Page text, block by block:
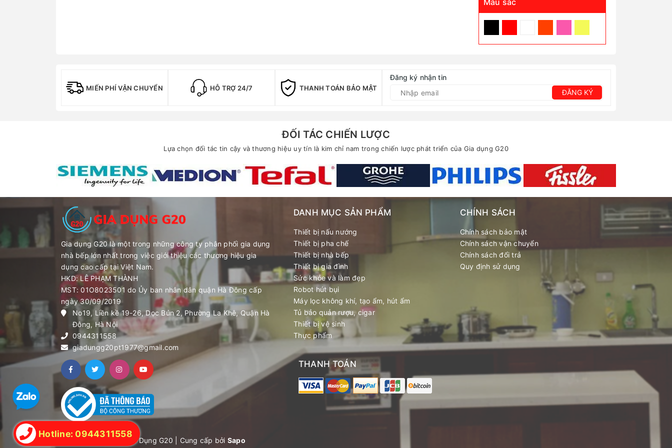
Màu sắc
MIẾN PHÍ VẬN CHUYỂN HỖ TRỢ 24/7 THANH TOÁN BẢO MẬT
Đăng ký nhận tin
ĐĂNG KÝ
ĐỐI TÁC CHIẾN LƯỢC
Lựa chọn đối tác tin cậy và thương hiệu uy tín là kim chỉ nam trong chiến lược phát triển của Gia dụng G20
Gia dụng G20 là một trong những công ty phân phối gia dụng
nhà bếp lớn nhất trong việc giới thiệu các thương hiệu gia
dụng cao cấp tại Việt Nam.
HKD: LÊ PHẠM THÀNH
MST: 01O8023501 do Ủy ban nhân dân quận Hà Đông cấp
ngày 30/09/2019
No19, Liền kề 19-26, Dọc Bún 2, Phường La Khê, Quận Hà
Đông, Hà Nội
0944311558
giadungg20pt1977@gmail.com
DANH MỤC SẢN PHẨM
Thiết bị nấu nướng
Thiết bị pha chế
Thiết bị nhà bếp
Thiết bị gia đình
Sức khỏe và làm đẹp
Robot hút bụi
Máy lọc không khí, tạo ẩm, hút ẩm
Tủ bảo quản rượu, cigar
Thiết bị vệ sinh
Thực phẩm
THANH TOÁN
CHÍNH SÁCH
Chính sách bảo mật
Chính sách vận chuyển
Chính sách đổi trả
Quy định sử dụng
Bản quyền thuộc về Gia Dụng G20 Cung cấp bởi Sapo
Hotline: 0944311558